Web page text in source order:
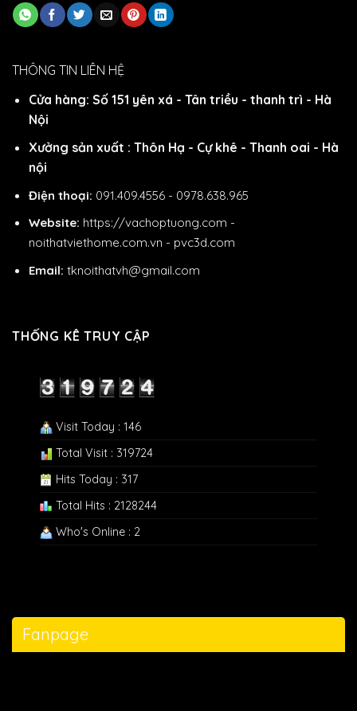
THÔNG TIN LIÊN HỆ
Cửa hàng: Số 151 yên xá - Tân triều - thanh trì - Hà
Nội
Xưởng sản xuất : Thôn Hạ - Cự khê - Thanh oai - Hà
nội
Điện thoại: 091.409.4556 - 0978.638.965
Website: https://vachoptuong.com -
noithatviethome.com.vn - pvc3d.com
Email: tknoithatvh@gmail.com
THỐNG KÊ TRUY CẬP
Visit Today : 146
Total Visit : 319724
Hits Today : 317
Total Hits : 2128244
Who's Online : 2
Fanpage